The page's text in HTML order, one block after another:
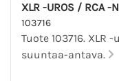
XLR -UROS / RCA -
103716
Tuote 103716. XLR
suuntaa-antava.